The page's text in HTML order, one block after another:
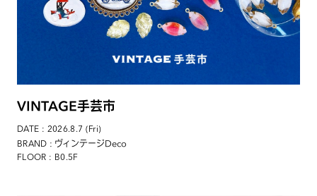
VINTAGE手芸市
DATE : 2026.8.7 (Fri)
BRAND : ヴィンテージDeco
FLOOR : B0.5F